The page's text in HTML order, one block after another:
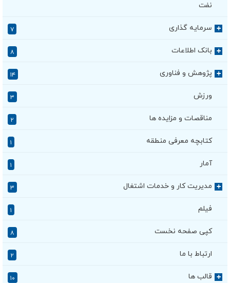
نفت
+ سرمایه گذاری ۷
+ بانک اطلاعات ۸
+ پژوهش و فناوری ۱۴
ورزش ۳
مناقصات و مزایده ها ۲
کتابچه معرفی منطقه
آمار
+ مدیریت کار و خدمات اشتغال ۳
فیلم
کپی صفحه نخست ۸
ارتباط با ما ۲
+ قالب ها ۱۰